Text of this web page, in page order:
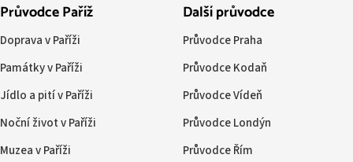
Průvodce Paříž
Doprava v Paříži
Památky v Paříži
Jídlo a pití v Paříži
Noční život v Paříži
Muzea v Paříži
Další průvodce
Průvodce Praha
Průvodce Kodaň
Průvodce Vídeň
Průvodce Londýn
Průvodce Řím